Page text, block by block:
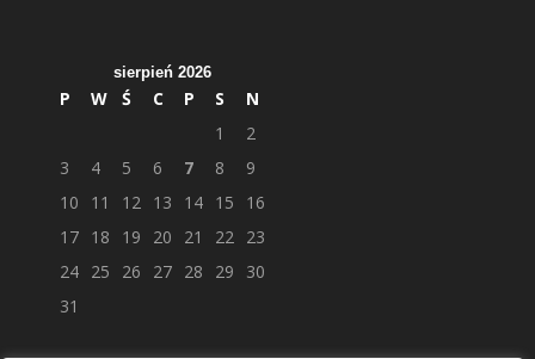
sierpień 2026
P W Ś C P S
N
1
2
3
4 5 6 7 8
9
10
11 12 13 14 15
16
17 18 19 20 21 22
23
24 25 26 27 28 29
30
31